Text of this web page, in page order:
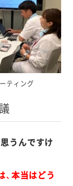
ティング
うんですけ
、本当はどう